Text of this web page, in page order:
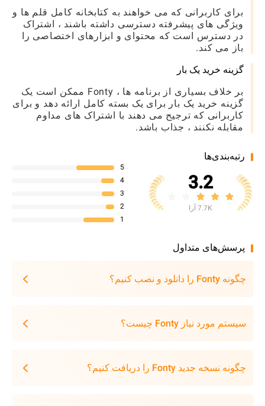
برای کاربرانی که می خواهند به کتابخانه کامل قلم ها و
ویژگی های پیشرفته دسترسی داشته باشند ، اشتراک
در دسترس است که محتوای و ابزارهای اختصاصی را
باز می کند.
گزینه خرید یک بار
بر خلاف بسیاری از برنامه ها ، Fonty ممکن است یک
گزینه خرید یک بار برای یک بسته کامل ارائه دهد و برای
کاربرانی که ترجیح می دهند با اشتراک های مداوم
مقابله نکنند ، جذاب باشد.
رتبه‌بندی‌ها
3.2
7.7K آرا
5
4
3
2
1
پرسش‌های متداول
چگونه Fonty را دانلود و نصب کنیم؟
سیستم مورد نیاز Fonty چیست؟
چگونه نسخه جدید Fonty را دریافت کنیم؟